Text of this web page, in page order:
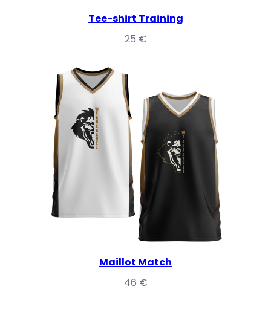
Tee-shirt Training
25 €
Maillot Match
46 €